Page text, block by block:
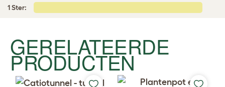
1 Ster:
GERELATEERDE
PRODUCTEN